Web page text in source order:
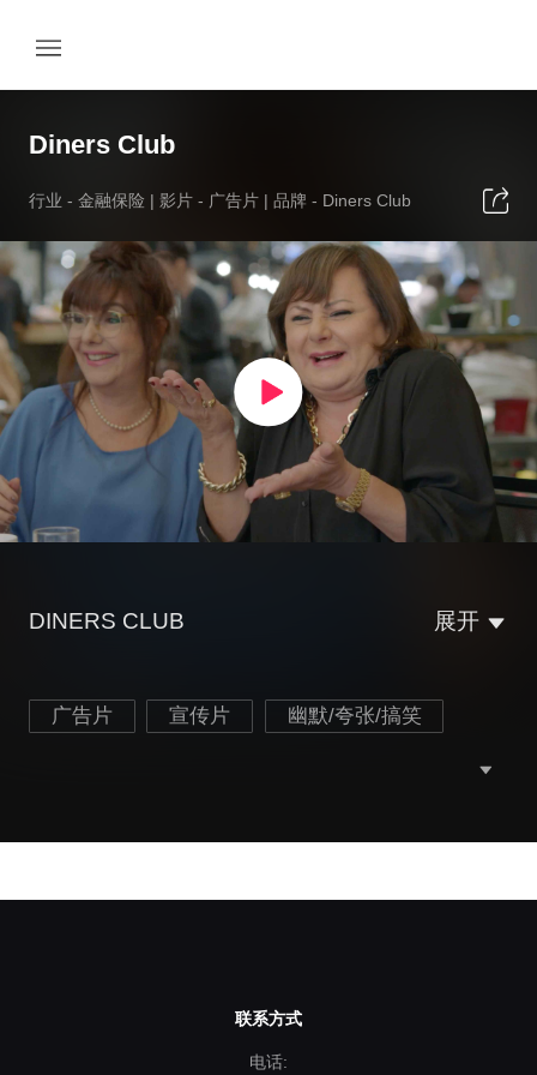
Diners Club
行业 - 金融保险 | 影片 - 广告片 | 品牌 - Diners Club
DINERS CLUB 展开
广告片 宣传片 幽默/夸张/搞笑
联系方式
电话: